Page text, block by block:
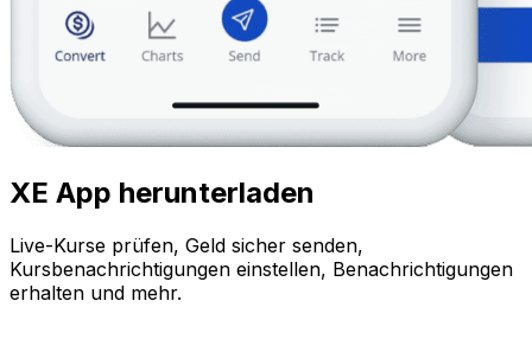
XE App herunterladen
Live-Kurse prüfen, Geld sicher senden,
Kursbenachrichtigungen einstellen, Benachrichtigungen
erhalten und mehr.